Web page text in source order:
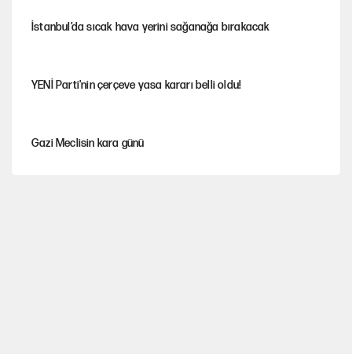
İstanbul’da sıcak hava yerini sağanağa bırakacak
YENİ Parti'nin çerçeve yasa kararı belli oldu!
Gazi Meclisin kara günü